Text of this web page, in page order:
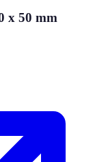
x 50 mm